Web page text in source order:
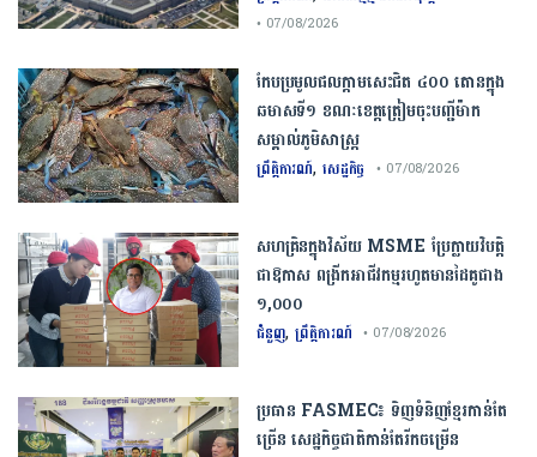
• 07/08/2026
កែប​ប្រមូល​ផល​ក្តាម​សេះ​ជិត​ ​៤០០ ​តោន​ក្នុង​
ឆមាស​ទី​១​ ​ខណៈ​ខេត្ត​ត្រៀម​ចុះបញ្ជី​ម៉ាក​
សម្គាល់​ភូមិសាស្ត្រ​
ព្រឹត្តិការណ៍, សេដ្ឋកិច្ច • 07/08/2026
សហគ្រិនក្នុងវិស័យ MSME ប្រែក្លាយវិបត្តិ
ជាឱកាស ពង្រីកអាជីវកម្មរហូតមានដៃគូជាង
១,០០០
ជំនួញ,ព្រឹត្តិការណ៍ • 07/08/2026
ប្រធាន​​ ​FASMEC​៖​ ​ទិញ​ទំនិញ​ខ្មែរ​កាន់តែ​
ច្រើន​ ​សេដ្ឋកិច្ច​ជាតិ​កាន់តែ​រីកចម្រើន​